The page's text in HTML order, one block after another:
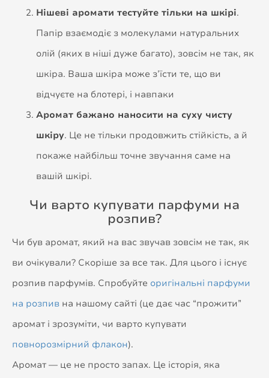
Нішеві аромати тестуйте тільки на шкірі.
Папір взаємодіє з молекулами натуральних
олій (яких в ніші дуже багато), зовсім не так, як
шкіра. Ваша шкіра може з’їсти те, що ви
відчуєте на блотері, і навпаки
Аромат бажано наносити на суху чисту
шкіру. Це не тільки продовжить стійкість, а й
покаже найбільш точне звучання саме на
вашій шкірі.
Чи варто купувати парфуми на
розпив?
Чи був аромат, який на вас звучав зовсім не так, як
ви очікували? Скоріше за все так. Для цього і існує
розпив парфумів. Спробуйте оригінальні парфуми
на розпив на нашому сайті (це дає час “прожити”
аромат і зрозуміти, чи варто купувати
повнорозмірний флакон).
Аромат — це не просто запах. Це історія, яка